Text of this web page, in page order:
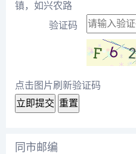
镇，如兴农路
验证码
点击图片刷新验证码
立即提交 重置
同市邮编